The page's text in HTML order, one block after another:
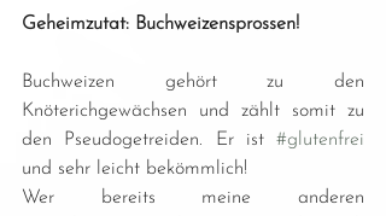
Geheimzutat: Buchweizensprossen!
Buchweizen gehört zu den
Knöterichgewächsen und zählt somit zu
den Pseudogetreiden. Er ist #glutenfrei
und sehr leicht bekömmlich!
Wer bereits meine anderen